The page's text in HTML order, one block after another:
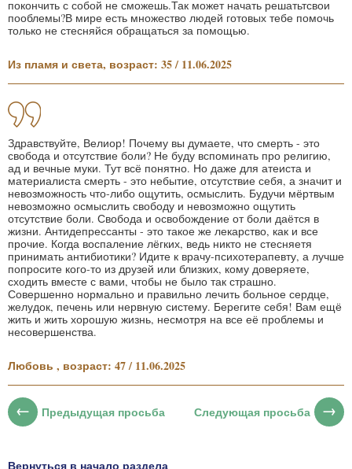
покончить с собой не сможешь.Так может начать решатьтсвои
пооблемы?В мире есть множество людей готовых тебе помочь
только не стесняйся обращаться за помощью.
Из пламя и света, возраст: 35 / 11.06.2025
Здравствуйте, Велиор! Почему вы думаете, что смерть - это
свобода и отсутствие боли? Не буду вспоминать про религию,
ад и вечные муки. Тут всё понятно. Но даже для атеиста и
материалиста смерть - это небытие, отсутствие себя, а значит и
невозможность что-либо ощутить, осмыслить. Будучи мёртвым
невозможно осмыслить свободу и невозможно ощутить
отсутствие боли. Свобода и освобождение от боли даётся в
жизни. Антидепрессанты - это такое же лекарство, как и все
прочие. Когда воспаление лёгких, ведь никто не стесняетя
принимать антибиотики? Идите к врачу-психотерапевту, а лучше
попросите кого-то из друзей или близких, кому доверяете,
сходить вместе с вами, чтобы не было так страшно.
Совершенно нормально и правильно лечить больное сердце,
желудок, печень или нервную систему. Берегите себя! Вам ещё
жить и жить хорошую жизнь, несмотря на все её проблемы и
несовершенства.
Любовь , возраст: 47 / 11.06.2025
Предыдущая просьба Следующая просьба